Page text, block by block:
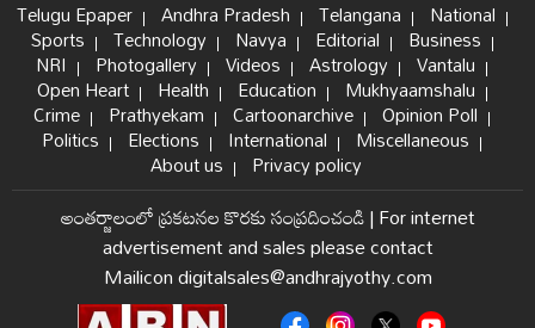
Telugu Epaper Andhra Pradesh Telangana National
Sports Technology Navya Editorial Business
NRI Photogallery Videos Astrology Vantalu
Open Heart Health Education Mukhyaamshalu
Crime Prathyekam Cartoonarchive Opinion Poll
Politics Elections International Miscellaneous
About us Privacy policy
అంతర్జాలంలో ప్రకటనల కొరకు సంప్రదించండి|For internet
advertisement and sales please contact
Mailicon digitalsales@andhrajyothy.com